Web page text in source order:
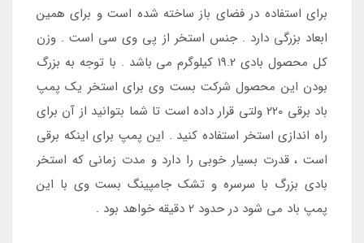
برای استفاده در فضای باز ساخته شده است و برای همین
ابعاد بزرگی دارد . جنس استخر از پی وی سی است . وزن
کل محصول بادی 19.2 کیلوگرم می باشد . با توجه به بزرگ
بودن این محصول شرکت بست وی برای استخر یک پمپ
باد برقی 220 ولتی قرار داده است تا شما بتوانید از آن برای
راه اندازی استخر استفاده کنید . این پمپ برای اینکه برقی
است ، قدرت بسیار خوبی را دارد و مدت زمانی که استخر
بادی بزرگ با سرسره و تشک جامپینگ بست وی با این
پمپ باد می شود در حدود 2 دقیقه خواهد بود .